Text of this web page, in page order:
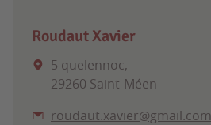
Roudaut Xavier
5 quelennoc,
29260 Saint-Méen
roudaut.xavier@gmail.com